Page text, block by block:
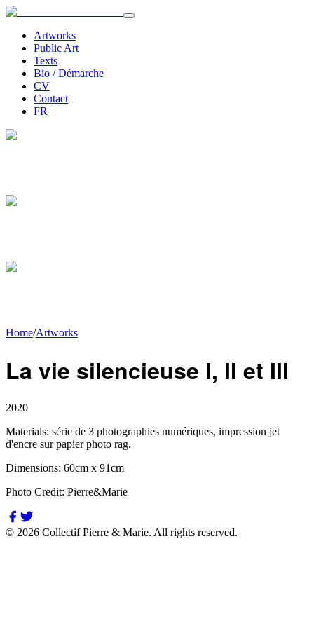
Artworks
Public Art
Texts
Bio / Démarche
CV
Contact
FR
Home/Artworks
La vie silencieuse I, II et III
2020
Materials: série de 3 photographies numériques, impression jet
d'encre sur papier photo rag.
Dimensions: 60cm x 91cm
Photo Credit: Pierre&Marie
© 2026 Collectif Pierre & Marie. All rights reserved.